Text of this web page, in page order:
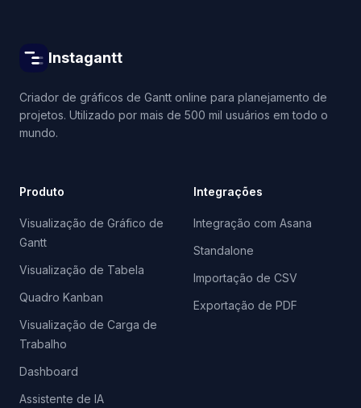
Instagantt
Criador de gráficos de Gantt online para planejamento de
projetos. Utilizado por mais de 500 mil usuários em todo o
mundo.
Produto
Visualização de Gráfico de
Gantt
Visualização de Tabela
Quadro Kanban
Visualização de Carga de
Trabalho
Dashboard
Assistente de IA
Integrações
Integração com Asana
Standalone
Importação de CSV
Exportação de PDF